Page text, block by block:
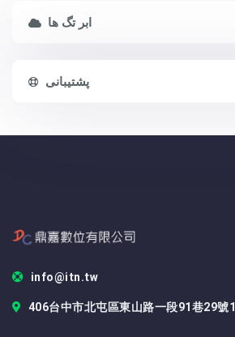
ابر تگ ها
پشتیبانی
info@itn.tw
406台中市北屯區東山路一段91巷29號